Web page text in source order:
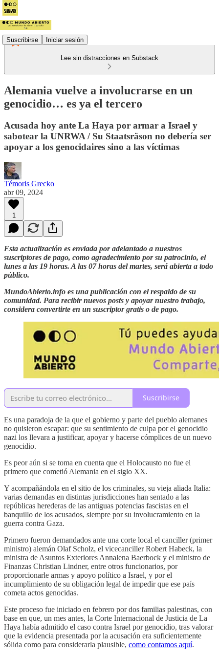
Suscribirse Iniciar sesión
Lee sin distracciones en Substack
Alemania vuelve a involucrarse en un
genocidio… es ya el tercero
Acusada hoy ante La Haya por armar a Israel y
sabotear la UNRWA / Su Staatsräson no debería ser
apoyar a los genocidaires sino a las víctimas
Témoris Grecko
abr 09, 2024
1
Esta actualización es enviada por adelantado a nuestros
suscriptores de pago, como agradecimiento por su patrocinio, el
lunes a las 19 horas. A las 07 horas del martes, será abierta a todo
público.
MundoAbierto.info es una publicación con el respaldo de su
comunidad. Para recibir nuevos posts y apoyar nuestro trabajo,
considera convertirte en un suscriptor gratis o de pago.
Suscribirse
Es una paradoja de la que el gobierno y parte del pueblo alemanes
no quisieron escapar: que su sentimiento de culpa por el genocidio
nazi los llevara a justificar, apoyar y hacerse cómplices de un nuevo
genocidio.
Es peor aún si se toma en cuenta que el Holocausto no fue el
primero que cometió Alemania en el siglo XX.
Y acompañándola en el sitio de los criminales, su vieja aliada Italia:
varias demandas en distintas jurisdicciones han sentado a las
repúblicas herederas de las antiguas potencias fascistas en el
banquillo de los acusados, siempre por su involucramiento en la
guerra contra Gaza.
Primero fueron demandados ante una corte local el canciller (primer
ministro) alemán Olaf Scholz, el vicecanciller Robert Habeck, la
ministra de Asuntos Exteriores Annalena Baerbock y el ministro de
Finanzas Christian Lindner, entre otros funcionarios, por
proporcionarle armas y apoyo político a Israel, y por el
incumplimiento de su obligación legal de impedir que ese país
cometa actos genocidas.
Este proceso fue iniciado en febrero por dos familias palestinas, con
base en que, un mes antes, la Corte Internacional de Justicia de La
Haya había admitido el caso contra Israel por genocidio, tras valorar
que la evidencia presentada por la acusación era suficientemente
sólida como para considerarla plausible, como contamos aquí.